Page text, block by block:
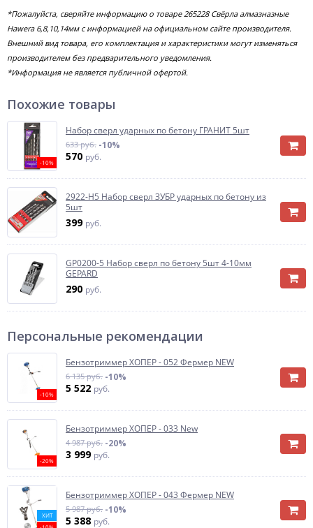
*Пожалуйста, сверяйте информацию о товаре 265228 Свёрла алмазназные
Hawera 6,8,10,14мм с информацией на официальном сайте производителя.
Внешний вид товара, его комплектация и характеристики могут изменяться
производителем без предварительного уведомления.
*Информация не является публичной офертой.
Похожие товары
-10%
Набор сверл ударных по бетону ГРАНИТ 5шт
633 руб. -10%
570 руб.
2922-H5 Набор сверл ЗУБР ударных по бетону из
5шт
399 руб.
GP0200-5 Набор сверл по бетону 5шт 4-10мм
GEPARD
290 руб.
Персональные рекомендации
-10%
Бензотриммер ХОПЕР - 052 Фермер NEW
6 135 руб. -10%
5 522 руб.
-20%
Бензотриммер ХОПЕР - 033 New
4 987 руб. -20%
3 999 руб.
ХИТ
Бензотриммер ХОПЕР - 043 Фермер NEW
5 987 руб. -10%
5 388 руб.